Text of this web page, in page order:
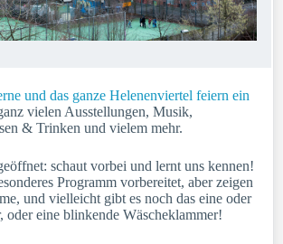
und das ganze Helenenviertel feiern ein
vielen Ausstellungen, Musik,
& Trinken und vielem mehr.
schaut vorbei und lernt uns kennen!
Programm vorbereitet, aber zeigen
und vielleicht gibt es noch das eine oder
oder eine blinkende Wäscheklammer!